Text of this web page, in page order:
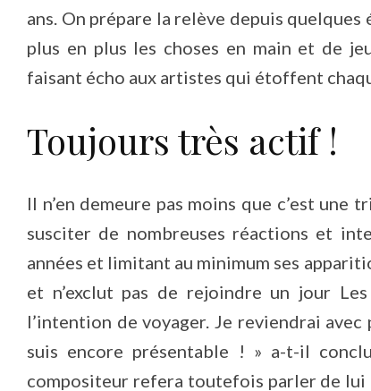
ans. On prépare la relève depuis
plus en plus les choses en main et de
faisant écho aux artistes qui étoffent
Toujours très actif !
Il n’en demeure pas moins que c’est
susciter de nombreuses réactions et
années et limitant au minimum ses
et n’exclut pas de rejoindre un jour
l’intention de voyager. Je reviendrai
suis encore présentable ! » a-t-il
compositeur refera toutefois parler de lui